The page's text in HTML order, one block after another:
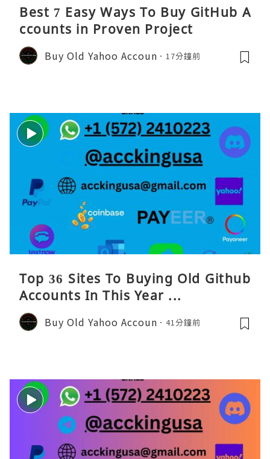
Best 7 Easy Ways To Buy GitHub A
ccounts in Proven Project
Buy Old Yahoo Accoun 17分鐘前
Top 36 Sites To Buying Old Github
Accounts In This Year ...
Buy Old Yahoo Accoun 41分鐘前